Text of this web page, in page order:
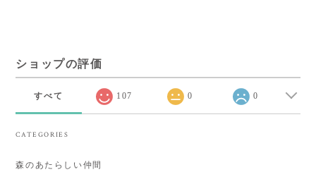
ショップの評価
すべて 107 0 0
CATEGORIES
森のあたらしい仲間